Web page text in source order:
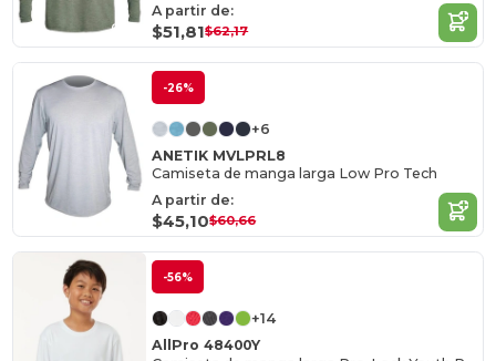
A partir de:
$51,81$62,17
-26%
+6
ANETIK MVLPRL8
Camiseta de manga larga Low Pro Tech
A partir de:
$45,10$60,66
-56%
+14
AllPro 48400Y